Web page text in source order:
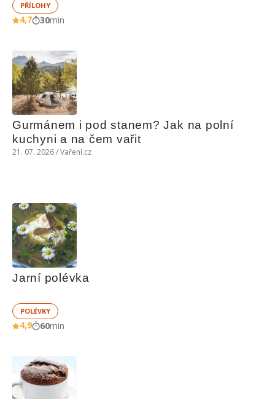
PŘÍLOHY
4,7 30min
Gurmánem i pod stanem? Jak na polní
kuchyni a na čem vařit
21. 07. 2026 / Vaření.cz
Jarní polévka
POLÉVKY
4,9 60min